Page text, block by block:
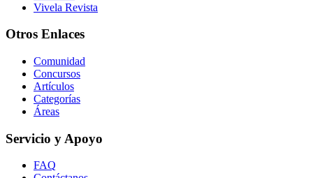
Vivela Revista
Otros Enlaces
Comunidad
Concursos
Artículos
Categorías
Áreas
Servicio y Apoyo
FAQ